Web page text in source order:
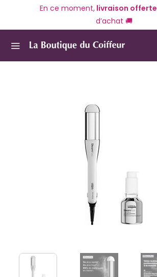
En ce moment,livraison offerte
d’achat 🚚